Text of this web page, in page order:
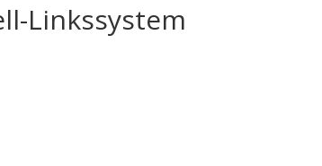
Linkssystem